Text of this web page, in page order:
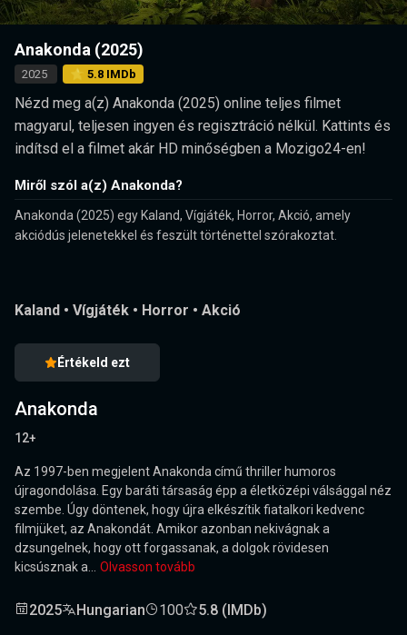
Anakonda (2025)
2025 ⭐ 5.8 IMDb
Nézd meg a(z) Anakonda (2025) online teljes filmet
magyarul, teljesen ingyen és regisztráció nélkül. Kattints és
indítsd el a filmet akár HD minőségben a Mozigo24-en!
Miről szól a(z) Anakonda?
Anakonda (2025) egy Kaland, Vígjáték, Horror, Akció, amely
akciódús jelenetekkel és feszült történettel szórakoztat.
Kaland • Vígjáték • Horror • Akció
Értékeld ezt
Anakonda
12+
Az 1997-ben megjelent Anakonda című thriller humoros
újragondolása. Egy baráti társaság épp a életközépi válsággal néz
szembe. Úgy döntenek, hogy újra elkészítik fiatalkori kedvenc
filmjüket, az Anakondát. Amikor azonban nekivágnak a
dzsungelnek, hogy ott forgassanak, a dolgok rövidesen
kicsúsznak a... Olvasson tovább
2025 Hungarian 100 5.8 (IMDb)